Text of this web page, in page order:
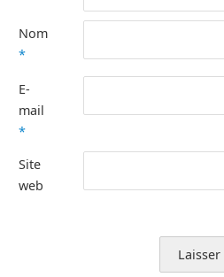
Nom
*
E-
mail
*
Site
web